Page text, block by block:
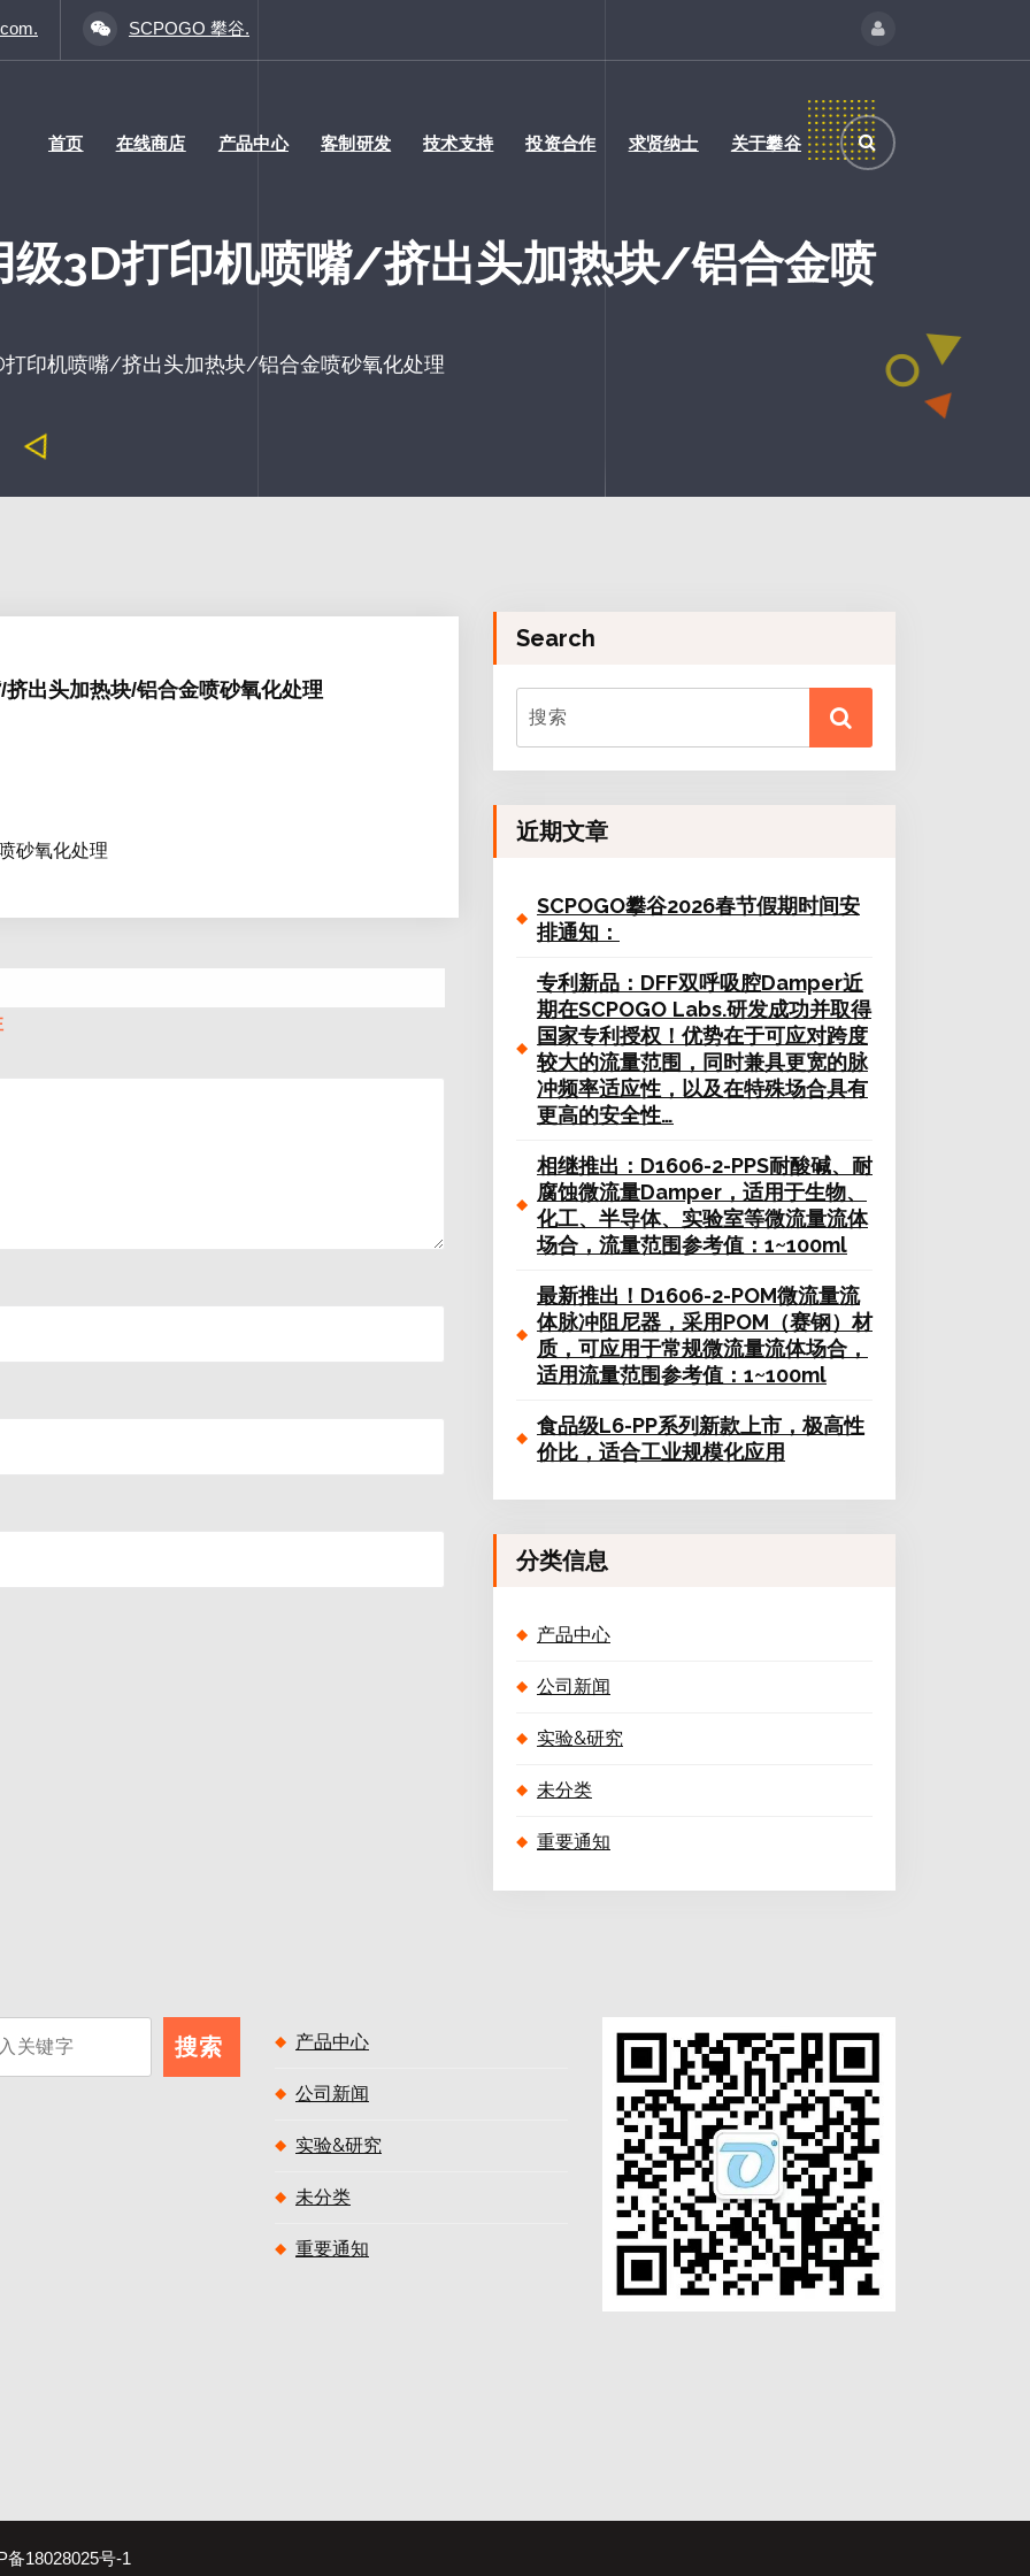
SCPOGO 攀谷.
首页 在线商店 产品中心 客制研发 技术支持 投资合作 求贤纳士 关于攀谷
级3D打印机喷嘴/挤出头加热块/铝合金喷
打印机喷嘴/挤出头加热块/铝合金喷砂氧化处理
出头加热块/铝合金喷砂氧化处理
砂氧化处理
Search
近期文章
SCPOGO攀谷2026春节假期时间安
排通知：
专利新品：DFF双呼吸腔Damper近
期在SCPOGO Labs.研发成功并取得
国家专利授权！优势在于可应对跨度
较大的流量范围，同时兼具更宽的脉
冲频率适应性，以及在特殊场合具有
更高的安全性…
相继推出：D1606-2-PPS耐酸碱、耐
腐蚀微流量Damper，适用于生物、
化工、半导体、实验室等微流量流体
场合，流量范围参考值：1~100ml
最新推出！D1606-2-POM微流量流
体脉冲阻尼器，采用POM（赛钢）材
质，可应用于常规微流量流体场合，
适用流量范围参考值：1~100ml
食品级L6-PP系列新款上市，极高性
价比，适合工业规模化应用
分类信息
产品中心
公司新闻
实验&研究
未分类
重要通知
搜索 产品中心
公司新闻
实验&研究
未分类
重要通知
备18028025号-1